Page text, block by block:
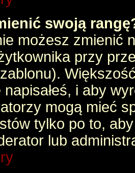
swoją
możesz zmienić
przy
napisałeś, i aby
mogą mieć
tylko po to,
lub